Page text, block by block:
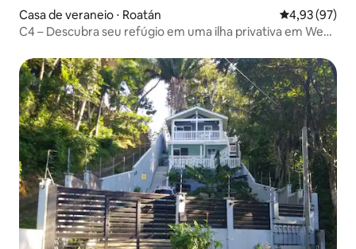
Casa de veraneio ⋅ Roatán 4,93 de uma
4,93 (97)
C4 – Descubra seu refúgio em uma ilha privativa em West